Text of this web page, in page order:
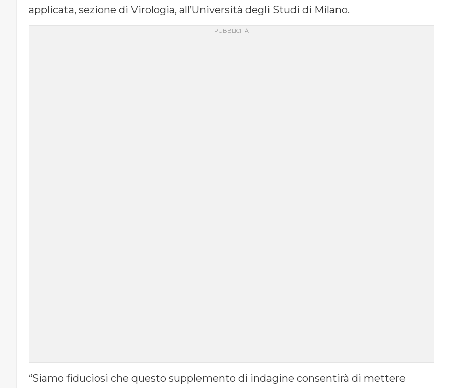
applicata, sezione di Virologia, all’Università degli Studi di Milano.
“Siamo fiduciosi che questo supplemento di indagine consentirà di mettere